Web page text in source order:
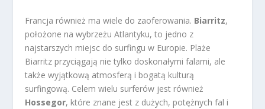
Francja również ma wiele do zaoferowania. Biarritz,
położone na wybrzeżu Atlantyku, to jedno z
najstarszych miejsc do surfingu w Europie. Plaże
Biarritz przyciągają nie tylko doskonałymi falami, ale
także wyjątkową atmosferą i bogatą kulturą
surfingową. Celem wielu surferów jest również
Hossegor, które znane jest z dużych, potężnych fal i